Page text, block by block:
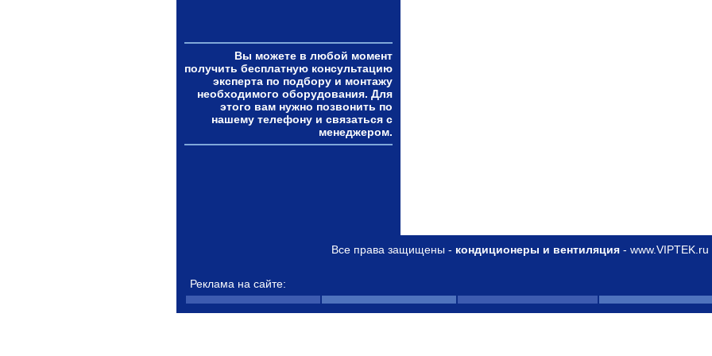
Вы можете в любой момент
получить бесплатную консультацию
эксперта по подбору и монтажу
необходимого оборудования. Для
этого вам нужно позвонить по
нашему телефону и связаться с
менеджером.
Все права защищены - кондиционеры и вентиляция- www.VIPTEK.ru
Реклама на сайте: